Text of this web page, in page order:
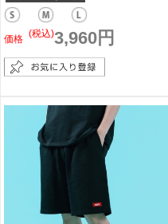
価格 3,960円
(税込)